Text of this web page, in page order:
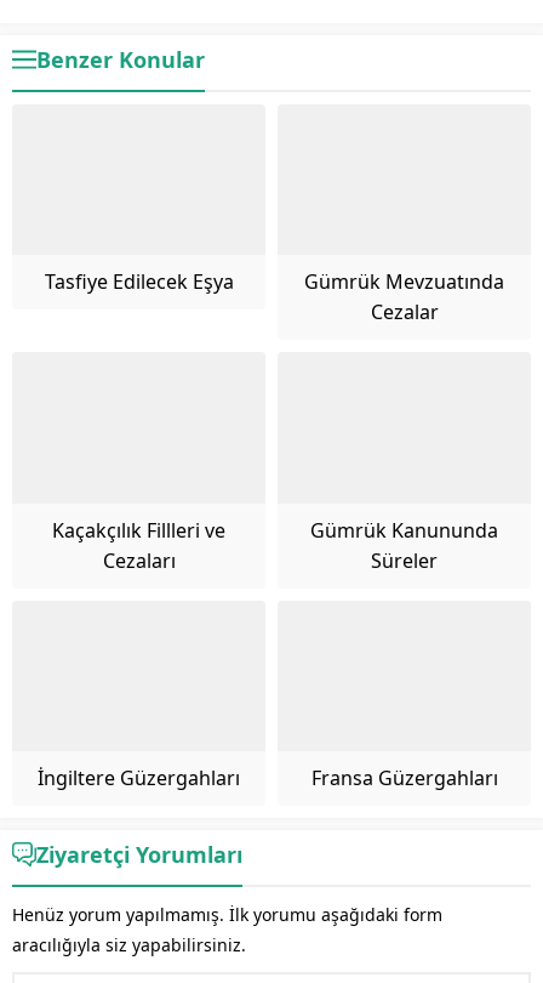
Benzer Konular
Tasfiye Edilecek Eşya
Gümrük Mevzuatında
Cezalar
Kaçakçılık Fillleri ve
Cezaları
Gümrük Kanununda
Süreler
İngiltere Güzergahları Fransa Güzergahları
Ziyaretçi Yorumları
Henüz yorum yapılmamış. İlk yorumu aşağıdaki form
aracılığıyla siz yapabilirsiniz.